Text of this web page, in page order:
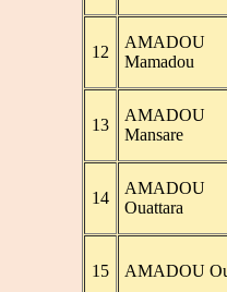
12
AMADOU
Mamadou
13
AMADOU
Mansare
14
AMADOU
Ouattara
15 AMADOU